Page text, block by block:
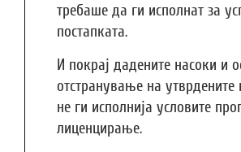
требаше да ги исполнат за
постапката.
И покрај дадените насоки и
отстранување на утврдените
не ги исполнија условите
лиценцирање.